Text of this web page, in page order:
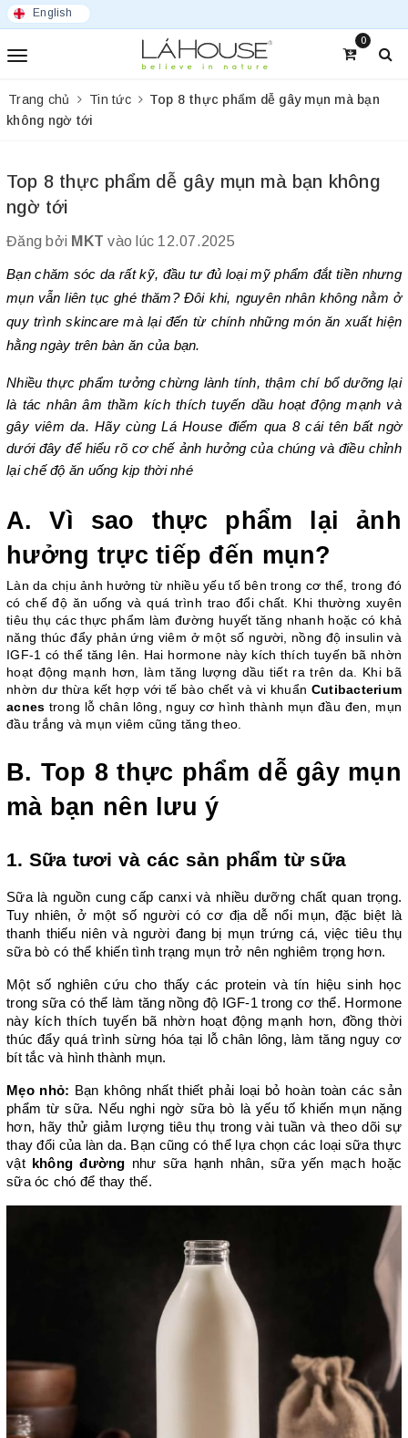
English
0
Trang chủ Tin tức
Top 8 thực phẩm dễ gây mụn mà bạn
không ngờ tới
Top 8 thực phẩm dễ gây mụn mà bạn không
ngờ tới
Đăng bởi MKT vào lúc 12.07.2025
Bạn chăm sóc da rất kỹ, đầu tư đủ loại mỹ phẩm đắt tiền nhưng
mụn vẫn liên tục ghé thăm? Đôi khi, nguyên nhân không nằm ở
quy trình skincare mà lại đến từ chính những món ăn xuất hiện
hằng ngày trên bàn ăn của bạn.
Nhiều thực phẩm tưởng chừng lành tính, thậm chí bổ dưỡng lại
là tác nhân âm thầm kích thích tuyến dầu hoạt động mạnh và
gây viêm da. Hãy cùng Lá House điểm qua 8 cái tên bất ngờ
dưới đây để hiểu rõ cơ chế ảnh hưởng của chúng và điều chỉnh
lại chế độ ăn uống kịp thời nhé
A. Vì sao thực phẩm lại ảnh
hưởng trực tiếp đến mụn?
Làn da chịu ảnh hưởng từ nhiều yếu tố bên trong cơ thể, trong đó
có chế độ ăn uống và quá trình trao đổi chất. Khi thường xuyên
tiêu thụ các thực phẩm làm đường huyết tăng nhanh hoặc có khả
năng thúc đẩy phản ứng viêm ở một số người, nồng độ insulin và
IGF-1 có thể tăng lên. Hai hormone này kích thích tuyến bã nhờn
hoạt động mạnh hơn, làm tăng lượng dầu tiết ra trên da. Khi bã
nhờn dư thừa kết hợp với tế bào chết và vi khuẩn Cutibacterium
acnes trong lỗ chân lông, nguy cơ hình thành mụn đầu đen, mụn
đầu trắng và mụn viêm cũng tăng theo.
B. Top 8 thực phẩm dễ gây mụn
mà bạn nên lưu ý
1. Sữa tươi và các sản phẩm từ sữa
Sữa là nguồn cung cấp canxi và nhiều dưỡng chất quan trọng.
Tuy nhiên, ở một số người có cơ địa dễ nổi mụn, đặc biệt là
thanh thiếu niên và người đang bị mụn trứng cá, việc tiêu thụ
sữa bò có thể khiến tình trạng mụn trở nên nghiêm trọng hơn.
Một số nghiên cứu cho thấy các protein và tín hiệu sinh học
trong sữa có thể làm tăng nồng độ IGF-1 trong cơ thể. Hormone
này kích thích tuyến bã nhờn hoạt động mạnh hơn, đồng thời
thúc đẩy quá trình sừng hóa tại lỗ chân lông, làm tăng nguy cơ
bít tắc và hình thành mụn.
Mẹo nhỏ: Bạn không nhất thiết phải loại bỏ hoàn toàn các sản
phẩm từ sữa. Nếu nghi ngờ sữa bò là yếu tố khiến mụn nặng
hơn, hãy thử giảm lượng tiêu thụ trong vài tuần và theo dõi sự
thay đổi của làn da. Bạn cũng có thể lựa chọn các loại sữa thực
vật
không đường như sữa hạnh nhân, sữa yến mạch hoặc
sữa óc chó để thay thế.